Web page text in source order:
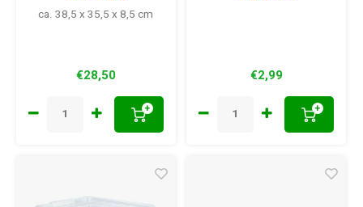
ca. 38,5 x 35,5 x 8,5 cm
€28,50
+
€2,99
+